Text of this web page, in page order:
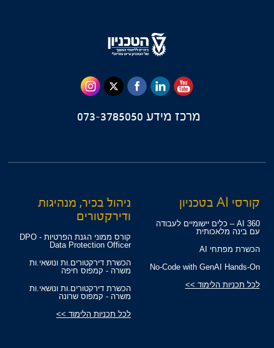
מרכז מידע
קורסי AI בטכניון
360 AI – כלים יישומיים לעבודה
עם בינה מלאכותית
הכשרת מפתחי AI
No-Code with GenAI Hands-On
לכל תכניות הלימוד >>
ניהול בכיר, מנהיגות
ודירקטורים
קורס ממוני הגנת הפרטיות - DPO
Data Protection Officer
הכשרת דירקטורים.ות ונושאי.ות
משרה - קמפוס חיפה
הכשרת דירקטורים.ות ונושאי.ות
משרה - קמפוס שרונה
לכל תכניות הלימוד >>